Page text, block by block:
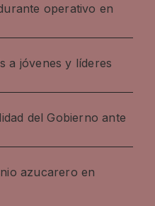
operativo en
a jóvenes y líderes
del Gobierno ante
azucarero en